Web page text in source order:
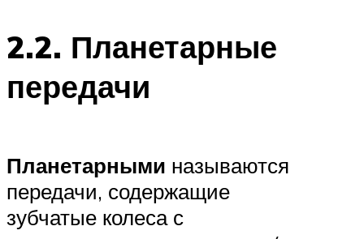
2.2. Планетарные
передачи
Планетарными называются
передачи, содержащие
зубчатые колеса с